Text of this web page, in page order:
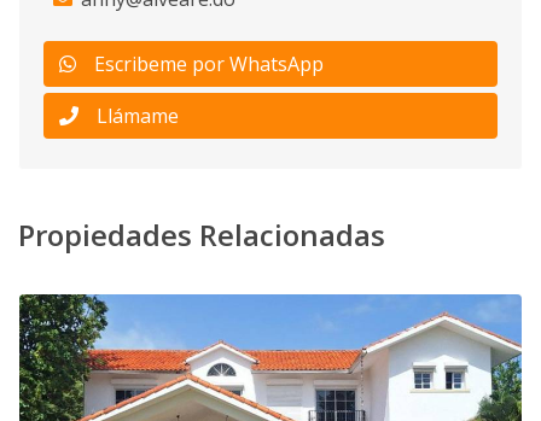
Escribeme por WhatsApp
Llámame
Propiedades Relacionadas